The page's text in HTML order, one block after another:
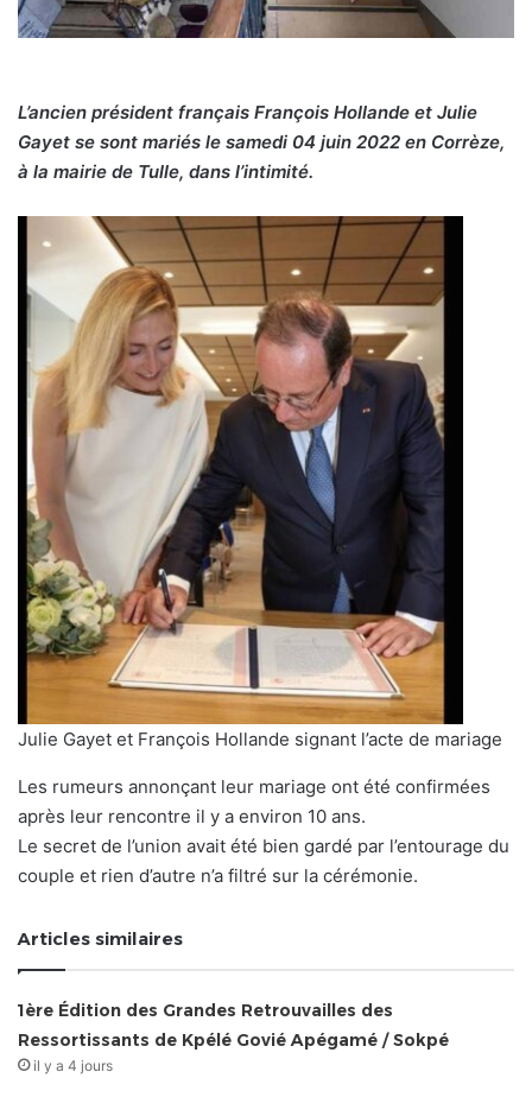
L’ancien président français François Hollande et Julie
Gayet se sont mariés le samedi 04 juin 2022 en Corrèze,
à la mairie de Tulle, dans l’intimité.
Julie Gayet et François Hollande signant l’acte de mariage
Les rumeurs annonçant leur mariage ont été confirmées
après leur rencontre il y a environ 10 ans.
Le secret de l’union avait été bien gardé par l’entourage du
couple et rien d’autre n’a filtré sur la cérémonie.
Articles similaires
1ère Édition des Grandes Retrouvailles des
Ressortissants de Kpélé Govié Apégamé / Sokpé
il y a 4 jours